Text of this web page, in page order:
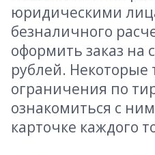
юридическими
безналичного
оформить заказ на
рублей.
ограничения по
ознакомиться с
карточке каждого